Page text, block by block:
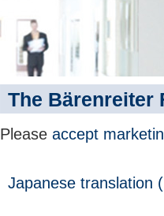
The Bärenreiter
Please accept
Japanese translation